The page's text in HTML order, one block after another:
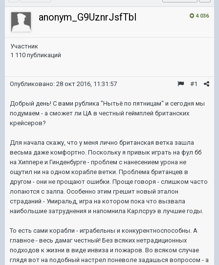
4 036
anonym_G9UznrJsfTbI
Участник
1 110 публикаций
#1
Опубликовано: 28 окт 2016, 11:31:57
Добрый день! С вами рублика "Нытьё по пятницам" и сегодня мы
подумаем - а сможет ли ЦА в честный геймплей британских
крейсеров?
Для начала скажу, что у меня лично британская ветка зашла
весьма даже комфортно. Поскольку я привык играть на фул бб
на Хиппере и Гинденбурге - проблем с нанесением урона не
ощутил ни на одном корабле ветки. Проблема британцев в
другом - они не прощают ошибки. Проще говоря - слишком часто
лопаются с залпа. Особенно этим грешит новый эталон
страданий - Умиральд, игра на котором пока что вызвала
наибольшие затруднения и напомнила Карлсруэ в лучшие годы.
То есть сами корабли - играбельны и конкурентноспособны. А
главное - весь дамаг честный! Без всяких нетрадиционных
подходов к жизни в виде инвиза и пожаров. Во всяком случае
глядя вот на подобный настрел поневоле задашься вопросом - а